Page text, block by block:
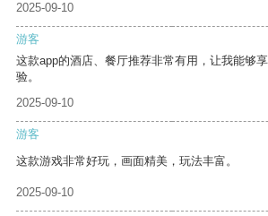
2025-09-10
游客
这款app的酒店、餐厅推荐非常有用，让我能够
验。
2025-09-10
游客
这款游戏非常好玩，画面精美，玩法丰富。
2025-09-10